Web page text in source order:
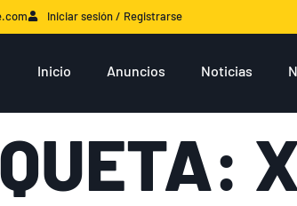
Iniciar sesión / Registrarse
Inicio Anuncios Noticias